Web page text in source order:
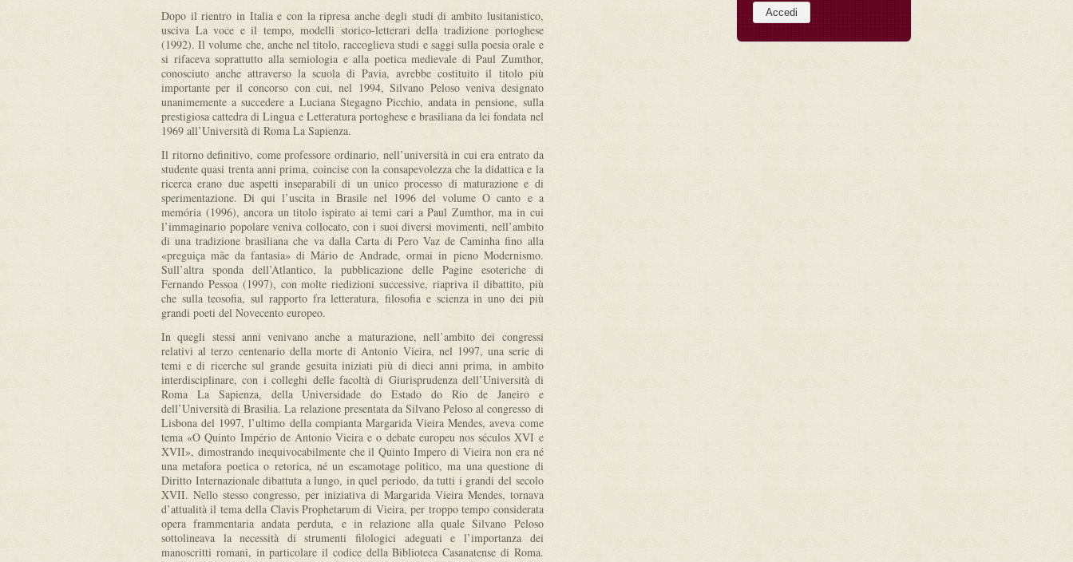
Dopo il rientro in Italia e con la ripresa anche degli studi di ambito lusitanistico,
usciva La voce e il tempo, modelli storico-letterari della tradizione portoghese
(1992). Il volume che, anche nel titolo, raccoglieva studi e saggi sulla poesia orale e
si rifaceva soprattutto alla semiologia e alla poetica medievale di Paul Zumthor,
conosciuto anche attraverso la scuola di Pavia, avrebbe costituito il titolo più
importante per il concorso con cui, nel 1994, Silvano Peloso veniva designato
unanimemente a succedere a Luciana Stegagno Picchio, andata in pensione, sulla
prestigiosa cattedra di Lingua e Letteratura portoghese e brasiliana da lei fondata nel
1969 all’Università di Roma La Sapienza.
Il ritorno definitivo, come professore ordinario, nell’università in cui era entrato da
studente quasi trenta anni prima, coincise con la consapevolezza che la didattica e la
ricerca erano due aspetti inseparabili di un unico processo di maturazione e di
sperimentazione. Di qui l’uscita in Brasile nel 1996 del volume O canto e a
memória (1996), ancora un titolo ispirato ai temi cari a Paul Zumthor, ma in cui
l’immaginario popolare veniva collocato, con i suoi diversi movimenti, nell’ambito
di una tradizione brasiliana che va dalla Carta di Pero Vaz de Caminha fino alla
«preguiça mãe da fantasia» di Mário de Andrade, ormai in pieno Modernismo.
Sull’altra sponda dell’Atlantico, la pubblicazione delle Pagine esoteriche di
Fernando Pessoa (1997), con molte riedizioni successive, riapriva il dibattito, più
che sulla teosofia, sul rapporto fra letteratura, filosofia e scienza in uno dei più
grandi poeti del Novecento europeo.
In quegli stessi anni venivano anche a maturazione, nell’ambito dei congressi
relativi al terzo centenario della morte di Antonio Vieira, nel 1997, una serie di
temi e di ricerche sul grande gesuita iniziati più di dieci anni prima, in ambito
interdisciplinare, con i colleghi delle facoltà di Giurisprudenza dell’Università di
Roma La Sapienza, della Universidade do Estado do Rio de Janeiro e
dell’Università di Brasilia. La relazione presentata da Silvano Peloso al congresso di
Lisbona del 1997, l’ultimo della compianta Margarida Vieira Mendes, aveva come
tema «O Quinto Império de Antonio Vieira e o debate europeu nos séculos XVI e
XVII», dimostrando inequivocabilmente che il Quinto Impero di Vieira non era né
una metafora poetica o retorica, né un escamotage politico, ma una questione di
Diritto Internazionale dibattuta a lungo, in quel periodo, da tutti i grandi del secolo
XVII. Nello stesso congresso, per iniziativa di Margarida Vieira Mendes, tornava
d’attualità il tema della Clavis Prophetarum di Vieira, per troppo tempo considerata
opera frammentaria andata perduta, e in relazione alla quale Silvano Peloso
sottolineava la necessità di strumenti filologici adeguati e l’importanza dei
manoscritti romani, in particolare il codice della Biblioteca Casanatense di Roma.